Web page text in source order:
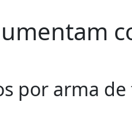
por arma de